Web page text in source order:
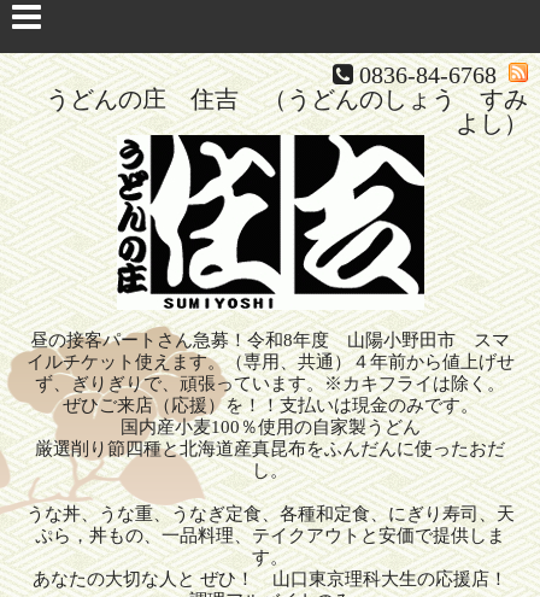
0836-84-6768
うどんの庄 住吉 （うどんのしょう すみ
よし）
昼の接客パートさん急募！令和8年度 山陽小野田市 スマ
イルチケット使えます。（専用、共通）４年前から値上げせ
ず、ぎりぎりで、頑張っています。※カキフライは除く。
ぜひご来店（応援）を！！支払いは現金のみです。
国内産小麦100％使用の自家製うどん
厳選削り節四種と北海道産真昆布をふんだんに使ったおだ
し。
うな丼、うな重、うなぎ定食、各種和定食、にぎり寿司、天
ぷら，丼もの、一品料理、テイクアウトと安価で提供しま
す。
あなたの大切な人と ぜひ！ 山口東京理科大生の応援店！